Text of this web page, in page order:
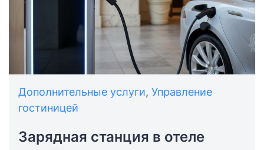
Дополнительные услуги, Управление
гостиницей
Зарядная станция в отеле